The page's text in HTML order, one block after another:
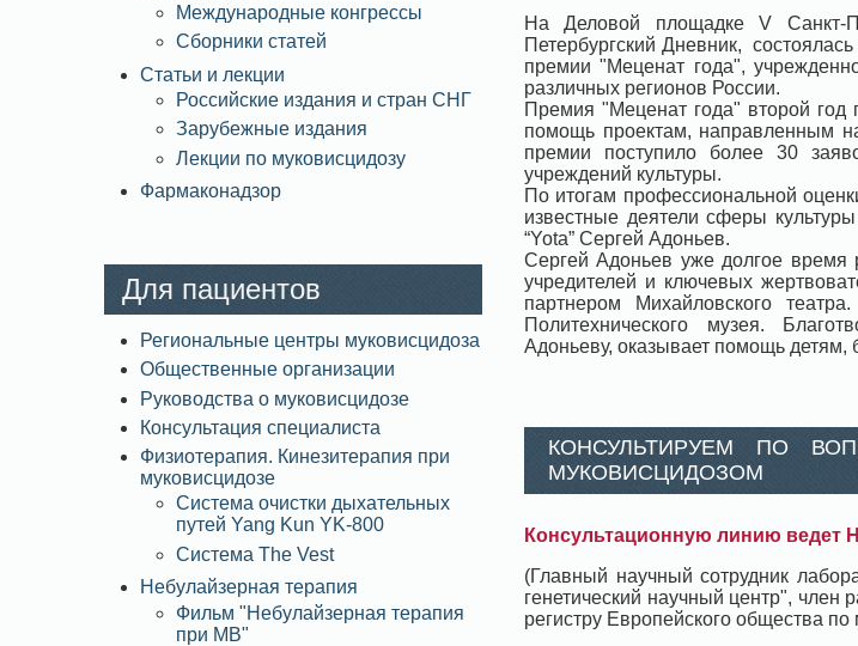
На Деловой площадке V Санкт-
Петербургский Дневник,
премии "Меценат года",
различных регионов России.
Премия "Меценат года" второй
помощь проектам, направленным
премии поступило более 30
учреждений культуры.
По итогам профессиональной
известные деятели сферы
“Yota” Сергей Адоньев.
Сергей Адоньев уже долгое время
учредителей и ключевых
партнером Михайловского
Политехнического музея.
Адоньеву, оказывает помощь
КОНСУЛЬТИРУЕМ ПО
МУКОВИСЦИДОЗОМ
Консультационную линию ведет
(Главный научный сотрудник
генетический научный центр", член
регистру Европейского общества
Международные конгрессы
Сборники статей
Статьи и лекции
Российские издания и стран СНГ
Зарубежные издания
Лекции по муковисцидозу
Фармаконадзор
Для пациентов
Региональные центры муковисцидоза
Общественные организации
Руководства о муковисцидозе
Консультация специалиста
Физиотерапия. Кинезитерапия при
муковисцидозе
Система очистки дыхательных
путей Yang Kun YK-800
Система The Vest
Небулайзерная терапия
Фильм "Небулайзерная терапия
при МВ"